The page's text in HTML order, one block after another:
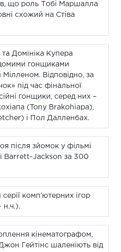
що роль Тобі Маршалла
схожий на Стіва
Домініка Купера
гонщиками
Відповідно, за
під час фінальної
гонщики, серед них –
(Tony Brakohiapa),
і Пол Далленбах.
після зйомок у фільмі
Barrett-Jackson за 300
комп’ютерних ігор
н.ч.).
кінематографом,
Гейтінс шаленіють від